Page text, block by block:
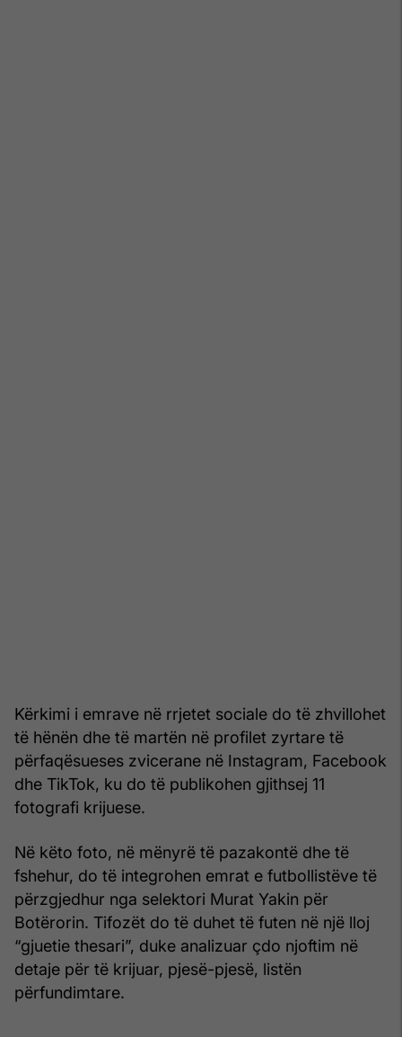
Kërkimi i emrave në rrjetet sociale do të zhvillohet
të hënën dhe të martën në profilet zyrtare të
përfaqësueses zvicerane në Instagram, Facebook
dhe TikTok, ku do të publikohen gjithsej 11
fotografi krijuese.
Në këto foto, në mënyrë të pazakontë dhe të
fshehur, do të integrohen emrat e futbollistëve të
përzgjedhur nga selektori Murat Yakin për
Botërorin. Tifozët do të duhet të futen në një lloj
“gjuetie thesari”, duke analizuar çdo njoftim në
detaje për të krijuar, pjesë-pjesë, listën
përfundimtare.